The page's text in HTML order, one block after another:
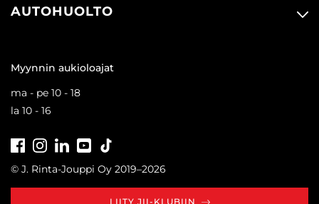
AUTOHUOLTO
Myynnin aukioloajat
ma - pe 10 - 18
la 10 - 16
FacebookInstagramLinkedInYoutube
© J. Rinta-Jouppi Oy 2019–2026
LIITY JII-KLUBIIN